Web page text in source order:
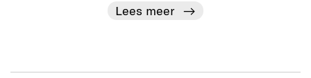
Lees meer